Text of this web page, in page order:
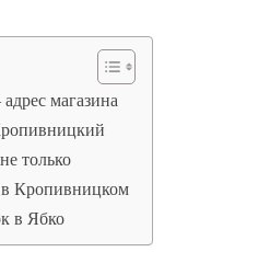
магазина
только
в Кропивницком
в Ябко